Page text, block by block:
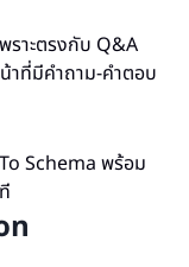
ราะตรงกับ Q&A
าที่มีคำถาม-คำตอบ
Schema พร้อม